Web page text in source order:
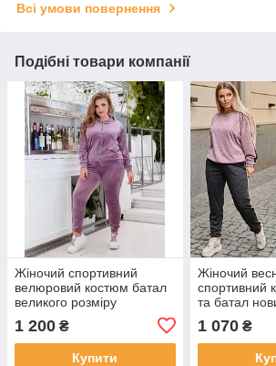
Всі умови повернення
Подібні товари компанії
Жіночий спортивний
велюровий костюм батал
великого розміру
1 200 ₴
Купити
Жіночий
спортивний
та батал
1 070₴